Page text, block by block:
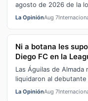
agosto de 2026 de la
números premiados de
La OpiniónAug 7
Ni a botana les
Diego FC en la
Las Águilas de
liquidaron al
auténtico baile en el
La OpiniónAug 7